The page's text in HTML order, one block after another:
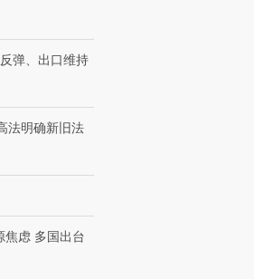
内含3种
度Z世代 用街头抗争将教
弹、出口维持
法明确新旧法
焦虑 多国出台